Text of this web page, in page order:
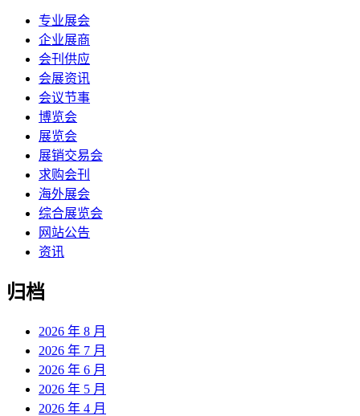
专业展会
企业展商
会刊供应
会展资讯
会议节事
博览会
展览会
展销交易会
求购会刊
海外展会
综合展览会
网站公告
资讯
归档
2026 年 8 月
2026 年 7 月
2026 年 6 月
2026 年 5 月
2026 年 4 月